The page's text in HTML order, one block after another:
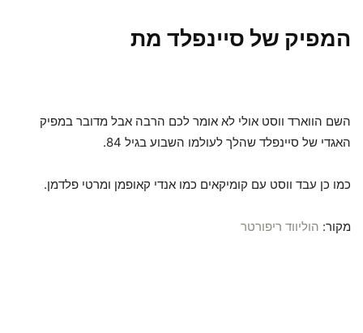
המפיק של סיינפלד מת
השם הווארד ווסט אולי לא אומר לכם הרבה אבל מדובר במפיק
האגדי של סיינפלד שהלך לעולמו השבוע בגיל 84.
כמו כן עבד ווסט עם קומיקאים כמו אנדי קאופמן ומרטי פלדמן.
מקור: הוליווד ריפורטר